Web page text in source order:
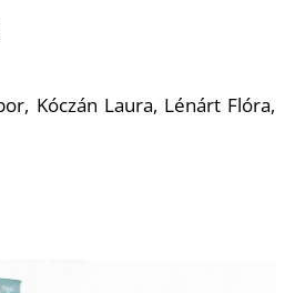
Kóczán Laura, Lénárt Flóra,